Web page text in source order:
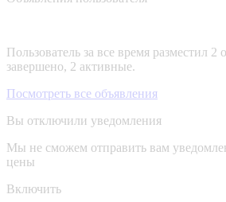
Пользователь за все время разместил 2
завершено, 2 активные.
Посмотреть все объявления
Вы отключили уведомления
Мы не сможем отправить вам
цены
Включить